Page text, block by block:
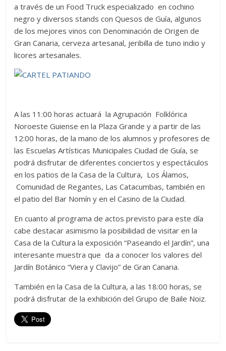
a través de un Food Truck especializado en cochino
negro y diversos stands con Quesos de Guía, algunos
de los mejores vinos con Denominación de Origen de
Gran Canaria, cerveza artesanal, jeribilla de tuno indio y
licores artesanales.
A las 11:00 horas actuará la Agrupación Folklórica
Noroeste Guiense en la Plaza Grande y a partir de las
12:00 horas, de la mano de los alumnos y profesores de
las Escuelas Artísticas Municipales Ciudad de Guía, se
podrá disfrutar de diferentes conciertos y espectáculos
en los patios de la Casa de la Cultura, Los Álamos,
Comunidad de Regantes, Las Catacumbas, también en
el patio del Bar Nomín y en el Casino de la Ciudad.
En cuanto al programa de actos previsto para este día
cabe destacar asimismo la posibilidad de visitar en la
Casa de la Cultura la exposición “Paseando el Jardín”, una
interesante muestra que da a conocer los valores del
Jardín Botánico “Viera y Clavijo” de Gran Canaria.
También en la Casa de la Cultura, a las 18:00 horas, se
podrá disfrutar de la exhibición del Grupo de Baile Noiz.